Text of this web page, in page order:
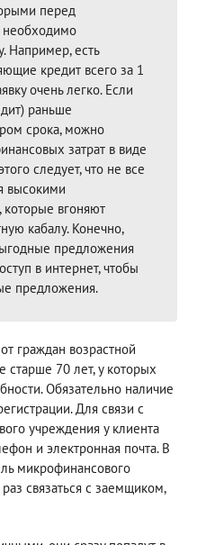
перед
необходимо
Например, есть
кредит всего за 1
очень легко. Если
раньше
срока, можно
затрат в виде
следует, что не все
высокими
вгоняют
кабалу. Конечно,
предложения
в интернет, чтобы
предложения.
граждан возрастной
старше 70 лет, у которых
Обязательно наличие
Для связи с
учреждения у клиента
и электронная почта. В
микрофинансового
связаться с заемщиком,